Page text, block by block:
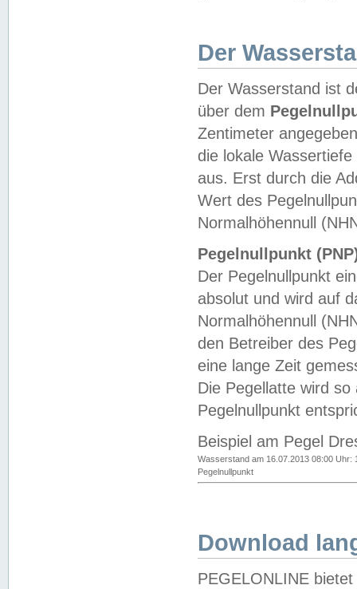
Der
Der Wasserstand ist
über dem
Zentimeter
die lokale
aus. Erst durch die
Wert des
Normalhöhennull
Pegelnullpunkt
Der Pegelnullpunkt
absolut und wird auf
Normalhöhennull
den Betreiber des
eine lange Zeit
Die Pegellatte wird
Pegelnullpunkt
Beispiel am Pegel
Wasserstand am 16.07.2013 08:00 Uhr:
Pegelnullpunkt
Download
PEGELONLINE